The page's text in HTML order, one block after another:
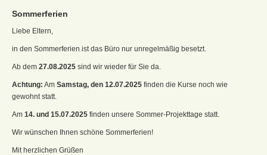
Sommerferien
Liebe Eltern,
in den Sommerferien ist das Büro nur unregelmäßig besetzt.
Ab dem 27.08.2025 sind wir wieder für Sie da.
Achtung: Am Samstag, den 12.07.2025 finden die Kurse noch wie
gewohnt statt.
Am 14. und 15.07.2025 finden unsere Sommer-Projekttage statt.
Wir wünschen Ihnen schöne Sommerferien!
Mit herzlichen Grüßen